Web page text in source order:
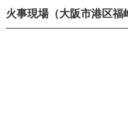
火事現場（大阪市港区福